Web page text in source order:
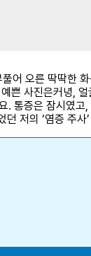
어 오른 딱딱한
쁜 사진은커녕,
통증은 잠시였
저의 ‘염증 주사